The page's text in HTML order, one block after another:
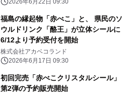
Volume.2」 6月22日(月)より予約受
2026年6月22日 09:30
福島の縁起物「赤べこ」と、 県民のソ
ウルドリンク「酪王」が立体シールに
6/12より予約受付を開始
株式会社アカベコランド
2026年6月17日 09:30
初回完売「赤べこクリスタルシール」
第2弾の予約販売開始